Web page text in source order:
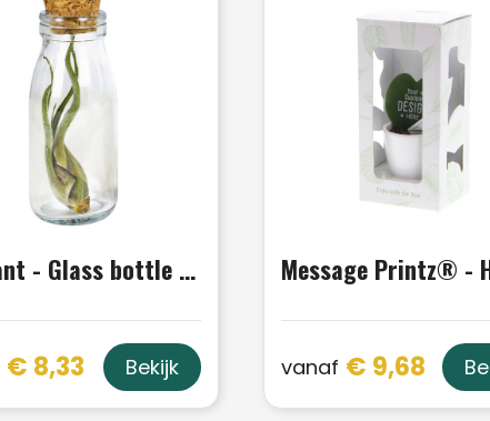
Airplant - Glass bottle large
€ 8,33 Bekijk vanaf € 9,68